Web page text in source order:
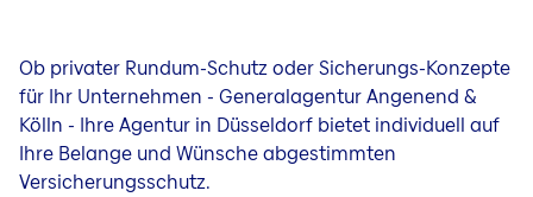
Ob privater Rundum-Schutz oder Sicherungs-Konzepte
für Ihr Unternehmen - Generalagentur Angenend &
Kölln - Ihre Agentur in Düsseldorf bietet individuell auf
Ihre Belange und Wünsche abgestimmten
Versicherungsschutz.